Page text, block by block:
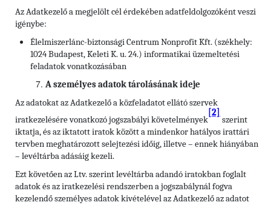
Az Adatkezelő a megjelölt cél érdekében adatfeldolgozóként veszi
igénybe:
Élelmiszerlánc-biztonsági Centrum Nonprofit Kft. (székhely:
1024 Budapest, Keleti K. u. 24.) informatikai üzemeltetési
feladatok vonatkozásában
A személyes adatok tárolásának ideje
Az adatokat az Adatkezelő a közfeladatot ellátó szervek
iratkezelésére vonatkozó jogszabályi követelmények
[2]
szerint
iktatja, és az iktatott iratok között a mindenkor hatályos irattári
tervben meghatározott selejtezési időig, illetve – ennek hiányában
– levéltárba adásáig kezeli.
Ezt követően az Ltv. szerint levéltárba adandó iratokban foglalt
adatok és az iratkezelési rendszerben a jogszabálynál fogva
kezelendő személyes adatok kivételével az Adatkezelő az adatot